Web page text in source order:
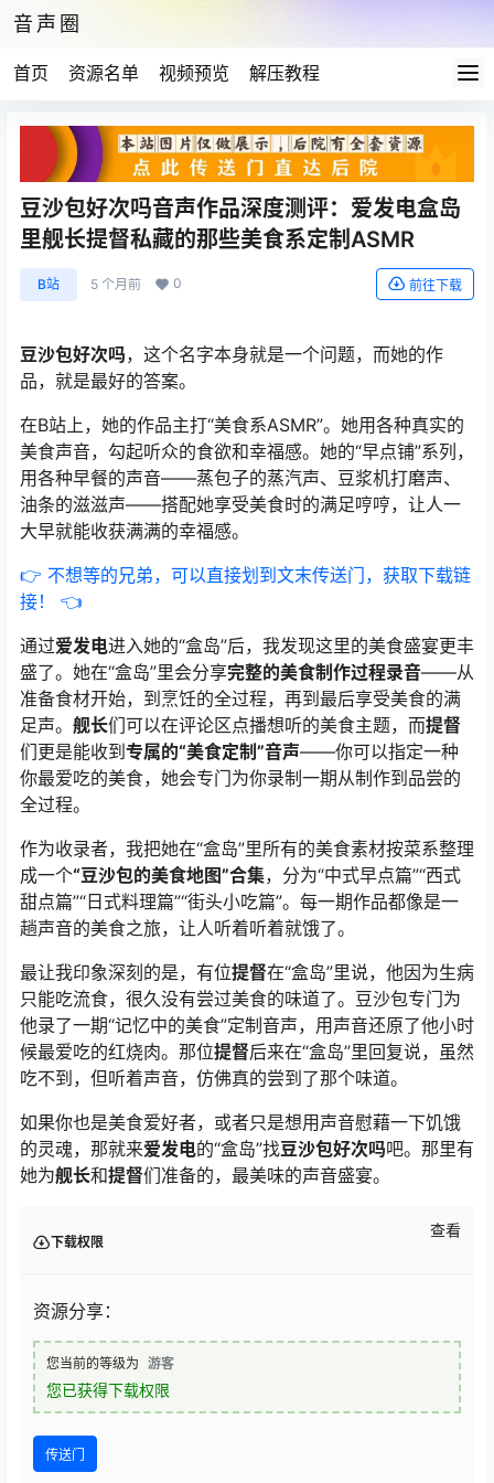
音声圈
首页 资源名单 视频预览 解压教程
豆沙包好次吗音声作品深度测评：爱发电盒岛
里舰长提督私藏的那些美食系定制ASMR
B站 5 个月前 0 前往下载
豆沙包好次吗，这个名字本身就是一个问题，而她的作
品，就是最好的答案。
在B站上，她的作品主打“美食系ASMR”。她用各种真实的
美食声音，勾起听众的食欲和幸福感。她的“早点铺”系列，
用各种早餐的声音——蒸包子的蒸汽声、豆浆机打磨声、
油条的滋滋声——搭配她享受美食时的满足哼哼，让人一
大早就能收获满满的幸福感。
👉 不想等的兄弟，可以直接划到文末传送门，获取下载链
接！ 👈
通过爱发电进入她的“盒岛”后，我发现这里的美食盛宴更丰
盛了。她在“盒岛”里会分享完整的美食制作过程录音——从
准备食材开始，到烹饪的全过程，再到最后享受美食的满
足声。 舰长们可以在评论区点播想听的美食主题，而提督
们更是能收到专属的“美食定制”音声——你可以指定一种
你最爱吃的美食，她会专门为你录制一期从制作到品尝的
全过程。
作为收录者，我把她在“盒岛”里所有的美食素材按菜系整理
成一个“豆沙包的美食地图”合集，分为“中式早点篇”“西式
甜点篇”“日式料理篇”“街头小吃篇”。每一期作品都像是一
趟声音的美食之旅，让人听着听着就饿了。
最让我印象深刻的是，有位提督在“盒岛”里说，他因为生病
只能吃流食，很久没有尝过美食的味道了。豆沙包专门为
他录了一期“记忆中的美食”定制音声，用声音还原了他小时
候最爱吃的红烧肉。那位提督后来在“盒岛”里回复说，虽然
吃不到，但听着声音，仿佛真的尝到了那个味道。
如果你也是美食爱好者，或者只是想用声音慰藉一下饥饿
的灵魂，那就来爱发电的“盒岛”找豆沙包好次吗吧。那里有
她为舰长和提督们准备的，最美味的声音盛宴。
下载权限
查看
资源分享：
您当前的等级为 游客
您已获得下载权限
传送门